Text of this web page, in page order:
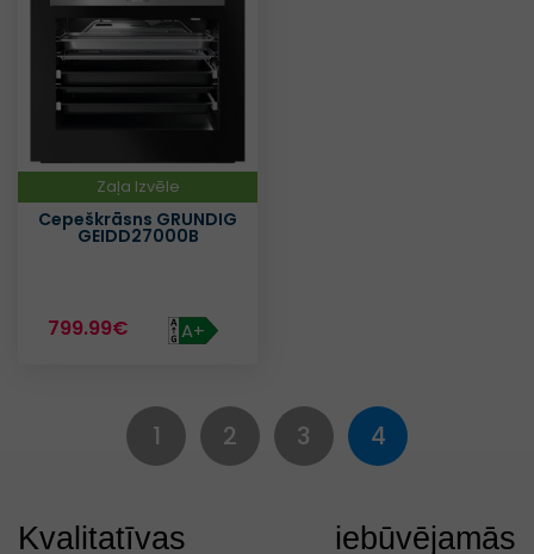
Zaļa Izvēle
Cepeškrāsns GRUNDIG
GEIDD27000B
799.99€ A+
1 2 3 4
Kvalitatīvas iebūvējamās